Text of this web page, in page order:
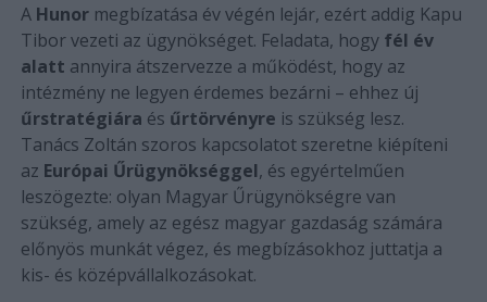
A Hunormegbízatása év végén lejár, ezért addig Kapu
Tibor vezeti az ügynökséget. Feladata, hogy fél év
alatt annyira átszervezze a működést, hogy az
intézmény ne legyen érdemes bezárni – ehhez új
űrstratégiára és űrtörvényre is szükség lesz.
Tanács Zoltán szoros kapcsolatot szeretne kiépíteni
az Európai Űrügynökséggel, és egyértelműen
leszögezte: olyan Magyar Űrügynökségre van
szükség, amely az egész magyar gazdaság számára
előnyös munkát végez, és megbízásokhoz juttatja a
kis- és középvállalkozásokat.